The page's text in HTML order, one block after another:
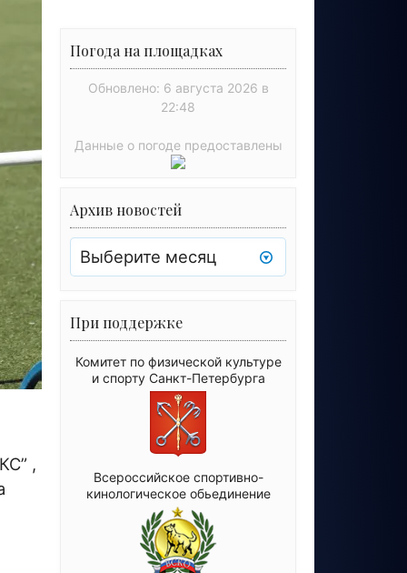
,
Погода на площадках
Обновлено: 6 августа 2026 в
22:48
Данные о погоде предоставлены
Архив новостей
Архив
новостей
При поддержке
Комитет по физической культуре
и спорту Санкт-Петербурга
Всероссийское спортивно-
кинологическое обьединение